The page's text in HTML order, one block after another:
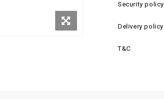
Security policy
Delivery policy
T&C